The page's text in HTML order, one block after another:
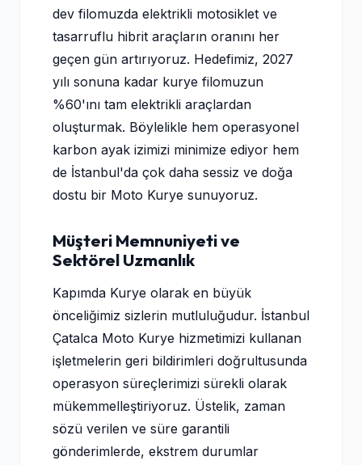
dev filomuzda elektrikli motosiklet ve
tasarruflu hibrit araçların oranını her
geçen gün artırıyoruz. Hedefimiz, 2027
yılı sonuna kadar kurye filomuzun
%60'ını tam elektrikli araçlardan
oluşturmak. Böylelikle hem operasyonel
karbon ayak izimizi minimize ediyor hem
de İstanbul'da çok daha sessiz ve doğa
dostu bir Moto Kurye sunuyoruz.
Müşteri Memnuniyeti ve
Sektörel Uzmanlık
Kapımda Kurye olarak en büyük
önceliğimiz sizlerin mutluluğudur. İstanbul
Çatalca Moto Kurye hizmetimizi kullanan
işletmelerin geri bildirimleri doğrultusunda
operasyon süreçlerimizi sürekli olarak
mükemmelleştiriyoruz. Üstelik, zaman
sözü verilen ve süre garantili
gönderimlerde, ekstrem durumlar